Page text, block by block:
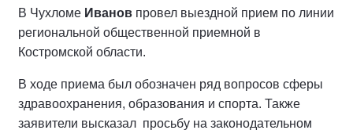
В Чухломе Иванов провел выездной прием по линии
региональной общественной приемной в
Костромской области.
В ходе приема был обозначен ряд вопросов сферы
здравоохранения, образования и спорта. Также
заявители высказал просьбу на законодательном